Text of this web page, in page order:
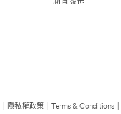
隱私權政策 Terms & Conditions